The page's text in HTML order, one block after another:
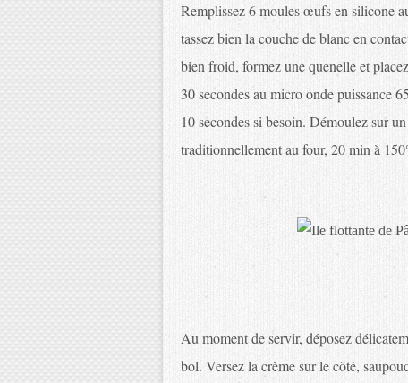
Remplissez 6 moules œufs en silicone
tassez bien la couche de blanc en
bien froid, formez une quenelle et
30 secondes au micro onde puissance
10 secondes si besoin. Démoulez sur
traditionnellement au four, 20 min à
Au moment de servir, déposez
bol. Versez la crème sur le côté,